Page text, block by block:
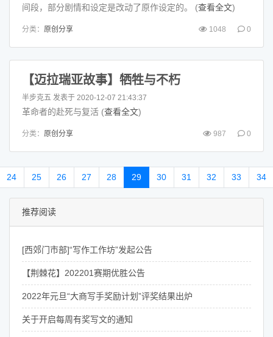
间段，部分剧情和设定是改动了原作设定的。 (查看全文)
分类： 原创分享 1048 0
【迈拉瑞亚故事】牺牲与不朽
半步克五 发表于 2020-12-07 21:43:37
革命者的赴死与复活 (查看全文)
分类： 原创分享 987 0
24 25 26 27 28 29 30 31 32 33 34
推荐阅读
[西郊门市部]“写作工作坊”发起公告
【荆棘花】202201赛期优胜公告
2022年元旦“大商写手奖励计划”评奖结果出炉
关于开启每周有奖写文的通知